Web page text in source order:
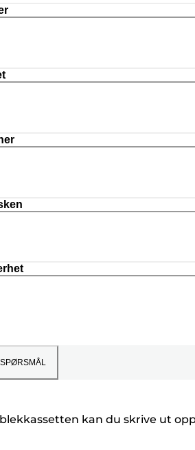
SPØRSMÅL
kan du skrive ut